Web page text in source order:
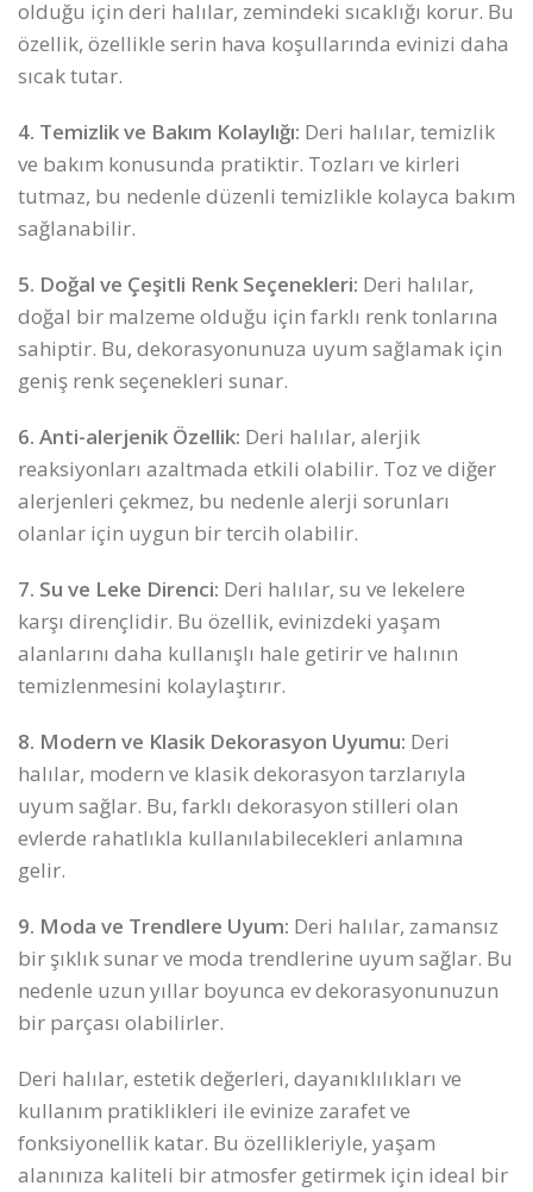
olduğu için deri halılar, zemindeki sıcaklığı korur. Bu
özellik, özellikle serin hava koşullarında evinizi daha
sıcak tutar.
4. Temizlik ve Bakım Kolaylığı: Deri halılar, temizlik
ve bakım konusunda pratiktir. Tozları ve kirleri
tutmaz, bu nedenle düzenli temizlikle kolayca bakım
sağlanabilir.
5. Doğal ve Çeşitli Renk Seçenekleri: Deri halılar,
doğal bir malzeme olduğu için farklı renk tonlarına
sahiptir. Bu, dekorasyonunuza uyum sağlamak için
geniş renk seçenekleri sunar.
6. Anti-alerjenik Özellik: Deri halılar, alerjik
reaksiyonları azaltmada etkili olabilir. Toz ve diğer
alerjenleri çekmez, bu nedenle alerji sorunları
olanlar için uygun bir tercih olabilir.
7. Su ve Leke Direnci: Deri halılar, su ve lekelere
karşı dirençlidir. Bu özellik, evinizdeki yaşam
alanlarını daha kullanışlı hale getirir ve halının
temizlenmesini kolaylaştırır.
8. Modern ve Klasik Dekorasyon Uyumu: Deri
halılar, modern ve klasik dekorasyon tarzlarıyla
uyum sağlar. Bu, farklı dekorasyon stilleri olan
evlerde rahatlıkla kullanılabilecekleri anlamına
gelir.
9. Moda ve Trendlere Uyum: Deri halılar, zamansız
bir şıklık sunar ve moda trendlerine uyum sağlar. Bu
nedenle uzun yıllar boyunca ev dekorasyonunuzun
bir parçası olabilirler.
Deri halılar, estetik değerleri, dayanıklılıkları ve
kullanım pratiklikleri ile evinize zarafet ve
fonksiyonellik katar. Bu özellikleriyle, yaşam
alanınıza kaliteli bir atmosfer getirmek için ideal bir